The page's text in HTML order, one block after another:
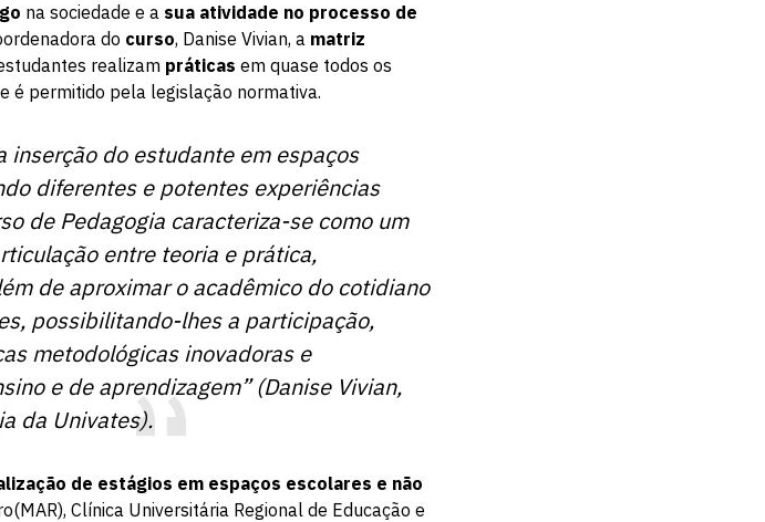
na sociedade e a sua atividade no processo de
do curso, Danise Vivian, a matriz
realizam práticas em quase todos os
é permitido pela legislação normativa.
inserção do estudante em espaços
diferentes e potentes experiências
de Pedagogia caracteriza-se como um
entre teoria e prática,
de aproximar o acadêmico do cotidiano
possibilitando-lhes a participação,
metodológicas inovadoras e
e de aprendizagem” (Danise Vivian,
da Univates).
de estágios em espaços escolares e não
Clínica Universitária Regional de Educação e